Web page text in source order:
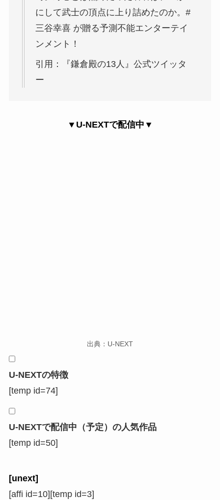
にして武士の頂点に上り詰めたのか。#
三谷幸喜 が贈る予測不能エンターテイ
ンメント！
引用：『鎌倉殿の13人』公式ツイッタ
ー
▼U-NEXTで配信中▼
出典：U-NEXT
U-NEXTの特徴
[temp id=74]
U-NEXTで配信中（予定）の人気作品
[temp id=50]
[unext]
[affi id=10][temp id=3]